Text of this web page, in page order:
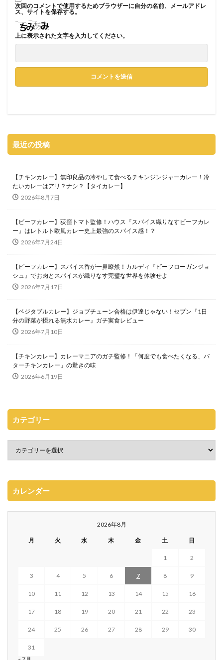
次回のコメントで使用するためブラウザーに自分の名前、メールアドレ
ス、サイトを保存する。
上に表示された文字を入力してください。
最近の投稿
【チキンカレー】無印良品の冷やして食べるチキンジンジャーカレー！冷
たいカレーはアリ？ナシ？【タイカレー】
2026年8月7日
【ビーフカレー】荻窪トマト監修！ハウス『スパイス織りなすビーフカレ
ー』はレトルト欧風カレー史上最強のスパイス感！？
2026年7月24日
【ビーフカレー】スパイス香が一鼻瞭然！カルディ『ビーフローガンジョ
シュ』でお肉とスパイスが織りなす完璧な世界を体験せよ
2026年7月17日
【ベジタブルカレー】ジョブチューン合格は伊達じゃない！セブン『1日
分の野菜が摂れる無水カレー』ガチ実食レビュー
2026年7月10日
【チキンカレー】カレーマニアのガチ監修！「何度でも食べたくなる、バ
ターチキンカレー」の驚きの味
2026年6月19日
カテゴリー
カレンダー
2026年8月
月 火 水 木 金 土 日
1 2
3 4 5 6 7 8 9
10 11 12 13 14 15 16
17 18 19 20 21 22 23
24 25 26 27 28 29 30
31